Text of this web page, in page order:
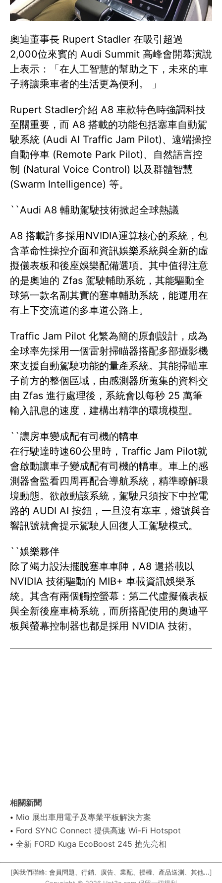
奧迪董事長 Rupert Stadler 在吸引超過
2,000位來賓的 Audi Summit 高峰會開幕演說
上表示：「在人工智慧的幫助之下，未來的車
子將讓乘車者的生活更為便利。 」
Rupert Stadler介紹 A8 車款特色時強調科技
至關重要，而 A8 搭載的功能包括塞車自動駕
駛系統 (Audi AI Traffic Jam Pilot)、遠端操控
自動停車 (Remote Park Pilot)、自然語言控
制 (Natural Voice Control) 以及群體智慧
(Swarm Intelligence) 等。
``Audi A8 輔助駕駛技術掀起全球熱議
A8 搭載許多採用NVIDIA運算核心的系統，包
含革命性操控介面和資訊娛樂系統與全新的虛
擬儀表板和後座娛樂配備選項。其中值得注意
的是奧迪的 Zfas 駕駛輔助系統，其能驅動全
球第一款名副其實的塞車輔助系統，能運用在
有上下交流道的多車道公路上。
Traffic Jam Pilot 化繁為簡的原創設計，成為
全球率先採用一個雷射掃瞄器搭配多部攝影機
來支援自動駕駛功能的量產系統。其能掃瞄車
子前方的整個區域，由感測器所蒐集的資料交
由 Zfas 進行處理後，系統會以每秒 25 萬筆
輸入訊息的速度，建構出精準的環境模型。
``讓房車變成配有司機的轎車
在行駛達時速60公里時，Traffic Jam Pilot就
會啟動讓車子變成配有司機的轎車。車上的感
測器會監看四周再配合導航系統，精準瞭解環
境動態。欲啟動該系統，駕駛只須按下中控電
路的 AUDI AI 按鈕，一旦沒有塞車，燈號與音
響訊號就會提示駕駛人回復人工駕駛模式。
``娛樂夥伴
除了竭力設法擺脫塞車車陣，A8 還搭載以
NVIDIA 技術驅動的 MIB+ 車載資訊娛樂系
統。其含有兩個觸控螢幕：第二代虛擬儀表板
與全新後座車椅系統，而所搭配使用的奧迪平
板與螢幕控制器也都是採用 NVIDIA 技術。
相關新聞
Mio 展出車用電子及專業平板解決方案
Ford SYNC Connect 提供高速 Wi-Fi Hotspot
全新 FORD Kuga EcoBoost 245 搶先亮相
[與我們聯絡: 會員問題、行銷、廣告、業配、授權、產品送測、其他...]